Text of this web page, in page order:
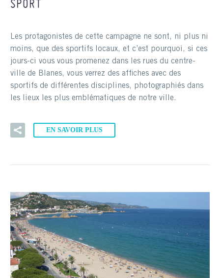
SPORT
Les protagonistes de cette campagne ne sont, ni plus ni
moins, que des sportifs locaux, et c’est pourquoi, si ces
jours-ci vous vous promenez dans les rues du centre-
ville de Blanes, vous verrez des affiches avec des
sportifs de différentes disciplines, photographiés dans
les lieux les plus emblématiques de notre ville.
EN SAVOIR PLUS